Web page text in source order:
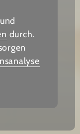
und
durch.